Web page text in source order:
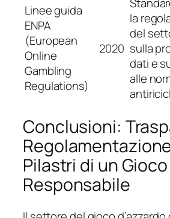
Linee guida
ENPA
(European
Online
Gambling
Regulations)
2020
la
del
sulla
dati e
alle
Conclusioni:
Pilastri di un Gioco
Responsabile